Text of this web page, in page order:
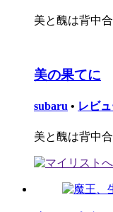
美と醜は背中
美の果てに
subaru • レビ
美と醜は背中